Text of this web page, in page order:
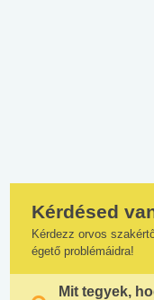
Kérdésed
Kérdezz orvos
égető problémáidra!
Mit tegyek,